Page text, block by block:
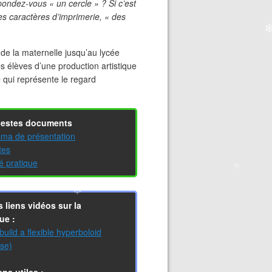
vous « un cercle » ? Si c’est
caractères d’imprimerie, « des
la maternelle jusqu’au lycée
élèves d’une production artistique
représente le regard
documents
de présentation
pratique
liens vidéos sur la
:
a flexible hyperboloid